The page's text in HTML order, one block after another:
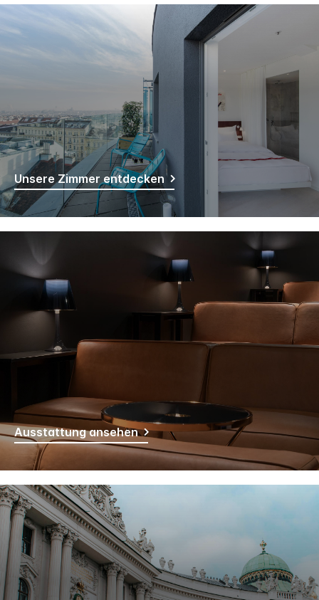
Unsere Zimmer entdecken
Ausstattung ansehen